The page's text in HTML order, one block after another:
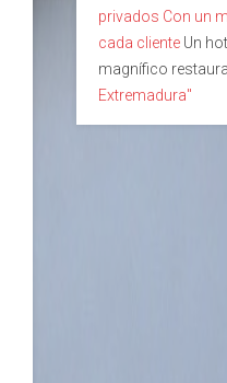
privados Con un
cada cliente Un
magnífico
Extremadura"